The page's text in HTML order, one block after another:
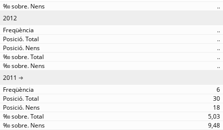
..
2012
..
..
..
..
..
2011
6
30
18
5,03
9,48